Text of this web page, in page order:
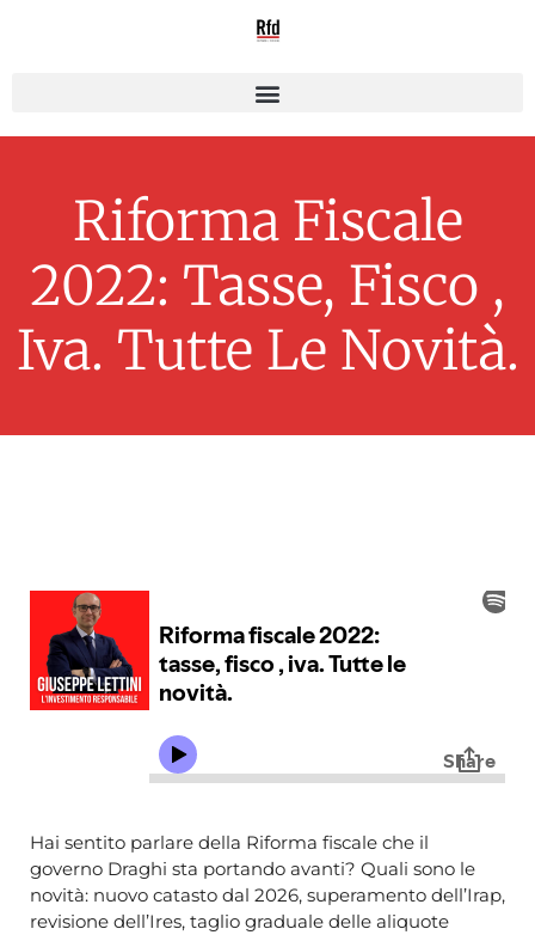
Riforma Fiscale
2022: Tasse, Fisco ,
Iva. Tutte Le Novità.
Hai sentito parlare della Riforma fiscale che il
governo Draghi sta portando avanti? Quali sono le
novità: nuovo catasto dal 2026, superamento dell’Irap,
revisione dell’Ires, taglio graduale delle aliquote